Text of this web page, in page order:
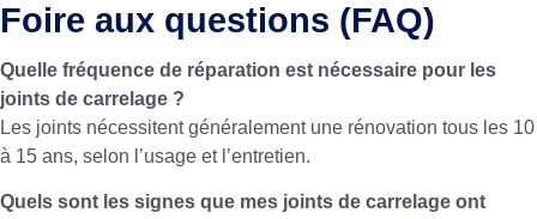
Foire aux questions (FAQ)
Quelle fréquence de réparation est nécessaire pour les
joints de carrelage ?
Les joints nécessitent généralement une rénovation tous les 10
à 15 ans, selon l’usage et l’entretien.
Quels sont les signes que mes joints de carrelage ont